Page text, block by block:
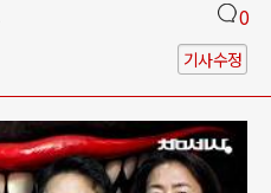
0
기사수정